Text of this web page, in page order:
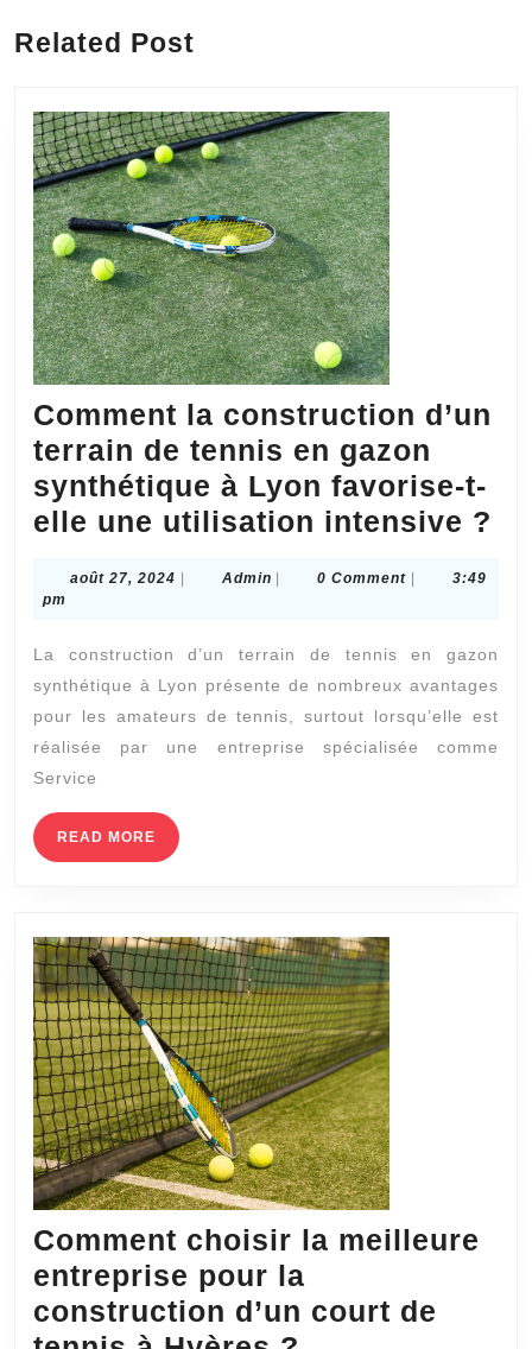
post:
Related Post
Comment la construction d’un
terrain de tennis en gazon
synthétique à Lyon favorise-t-
elle une utilisation intensive ?
de
août 27, 2024 août
AdminAdmin0 Comment
3:49
pm
La construction d’un terrain de tennis en gazon
synthétique à Lyon présente de nombreux avantages
pour les amateurs de tennis, surtout lorsqu’elle est
réalisée par une entreprise spécialisée comme
Service
READ MORE READ
MORE
Comment choisir la meilleure
entreprise pour la
construction d’un court de